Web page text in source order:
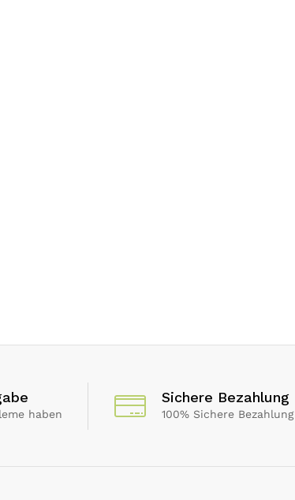
haben
Sichere Bezahlung
100% Sichere Bezahlung